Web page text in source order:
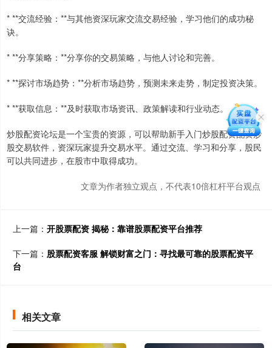
* **交流经验：**与其他资深玩家交流交易经验，学习他们的成功秘
诀。
* **分享策略：**分享你的交易策略，与他人讨论和完善。
* **探讨市场趋势：**分析市场趋势，预测未来走势，制定投资决策。
* **获取信息：**及时获取市场资讯、政策解读和行业动态。
炒股配资论坛是一个宝贵的资源，可以帮助新手入门炒股配资配资炒
股交易软件，资深玩家提升交易水平。通过交流、学习和分享，股民
可以共同进步，在股市中取得成功。
文章为作者独立观点，不代表10倍杠杆平台观点
上一篇： 开股票配资 揭秘：靠谱股票配资平台推荐
下一篇： 股票配资客服 解锁财富之门：寻找最可靠的股票配资平
台
相关文章